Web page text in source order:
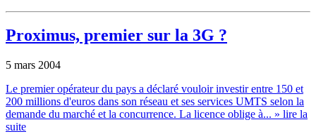
Proximus, premier sur la 3G ?
5 mars 2004
Le premier opérateur du pays a déclaré vouloir investir entre 150 et
200 millions d'euros dans son réseau et ses services UMTS selon la
demande du marché et la concurrence. La licence oblige à... » lire la
suite